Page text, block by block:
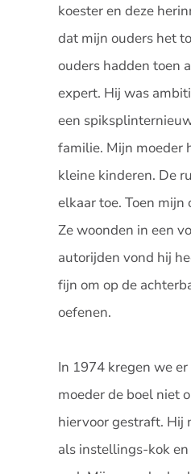
koester en deze
dat mijn ouders het
ouders hadden toen
expert. Hij was
een
familie. Mijn moeder
kleine kinderen. De
elkaar toe. Toen
Ze woonden in een
autorijden vond hij
fijn om op de
oefenen.
In 1974 kregen we
moeder de boel niet
hiervoor gestraft. Hij
als instellings-kok